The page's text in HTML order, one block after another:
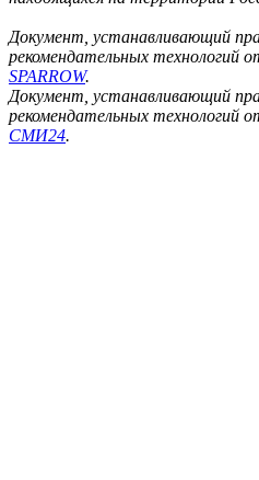
Документ, устанавливающий
рекомендательных технологий
SPARROW.
Документ, устанавливающий
рекомендательных технологий
СМИ24.